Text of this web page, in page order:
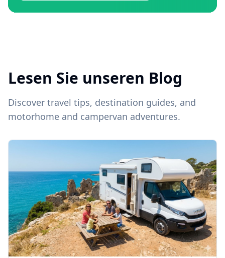
Lesen Sie unseren Blog
Discover travel tips, destination guides, and
motorhome and campervan adventures.